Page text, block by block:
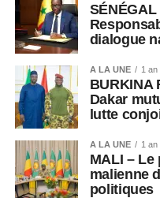
Thione Niang ©Ze-
dialogue
A LA UNE 1 an .
BURKINA
Dakar
lutte
A LA UNE 1 an .
MALI –
malienne
politiques